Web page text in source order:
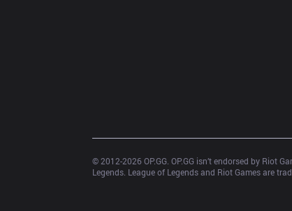
© 2012-2026 OP.GG. OP.GG isn’t endorsed by
Legends. League of Legends and Riot Games are